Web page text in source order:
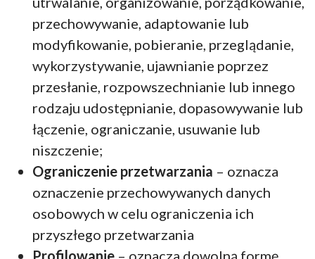
przechowywanie, adaptowanie lub
modyfikowanie, pobieranie, przeglądanie,
wykorzystywanie, ujawnianie poprzez
przesłanie, rozpowszechnianie lub innego
rodzaju udostępnianie, dopasowywanie lub
łączenie, ograniczanie, usuwanie lub
niszczenie;
Ograniczenie przetwarzania – oznacza
oznaczenie przechowywanych danych
osobowych w celu ograniczenia ich
przyszłego przetwarzania